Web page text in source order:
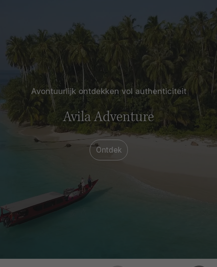
Avontuurlijk ontdekken vol authenticiteit
Avila Adventure
Ontdek